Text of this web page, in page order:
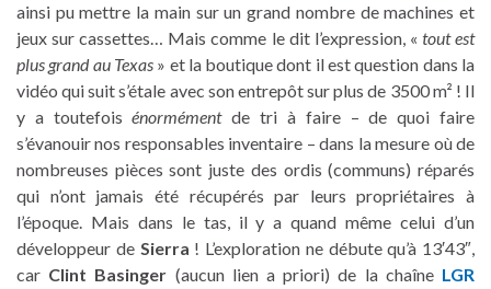
ainsi pu mettre la main sur un grand nombre de machines et
jeux sur cassettes… Mais comme le dit l’expression, « tout est
plus grand au Texas» et la boutique dont il est question dans la
vidéo qui suit s’étale avec son entrepôt sur plus de 3500 m² ! Il
y a toutefoisénormémentde tri à faire – de quoi faire
s’évanouir nos responsables inventaire – dans la mesure où de
nombreuses pièces sont juste des ordis (communs) réparés
qui n’ont jamais été récupérés par leurs propriétaires à
l’époque. Mais dans le tas, il y a quand même celui d’un
développeur de Sierra ! L’exploration ne débute qu’à 13′43″,
car Clint Basinger (aucun lien a priori) de la chaîne LGR